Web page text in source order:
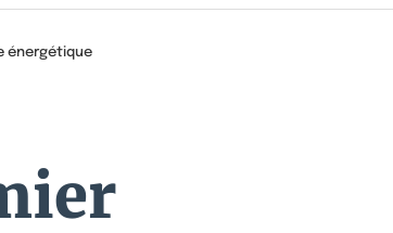
énergétique